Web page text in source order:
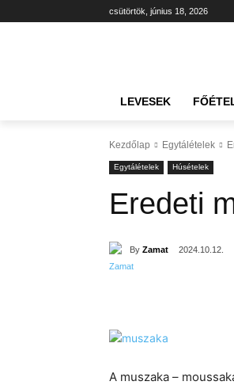
csütörtök, június 18, 2026
LEVESEK
Kezdőlap Egytálételek
Egytálételek Húsételek
Eredeti
By Zamat 2024.10.12.
A muszaka –